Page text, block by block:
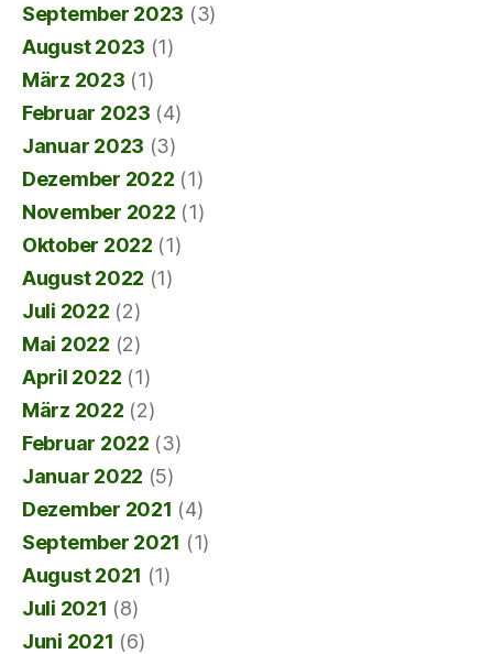
September 2023 (3)
August 2023 (1)
März 2023 (1)
Februar 2023 (4)
Januar 2023 (3)
Dezember 2022 (1)
November 2022 (1)
Oktober 2022 (1)
August 2022 (1)
Juli 2022 (2)
Mai 2022 (2)
April 2022 (1)
März 2022 (2)
Februar 2022 (3)
Januar 2022 (5)
Dezember 2021 (4)
September 2021 (1)
August 2021 (1)
Juli 2021 (8)
Juni 2021 (6)